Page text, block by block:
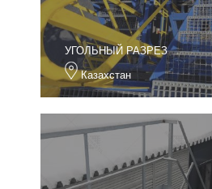
УГОЛЬНЫЙ РАЗРЕЗ
Казахстан